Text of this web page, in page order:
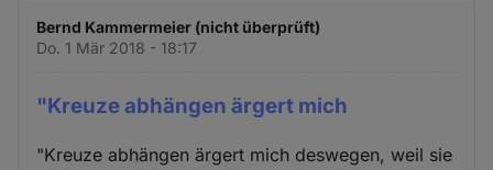
Bernd Kammermeier (nicht überprüft)
Do. 1 Mär 2018 - 18:17
"Kreuze abhängen ärgert mich
"Kreuze abhängen ärgert mich deswegen, weil sie